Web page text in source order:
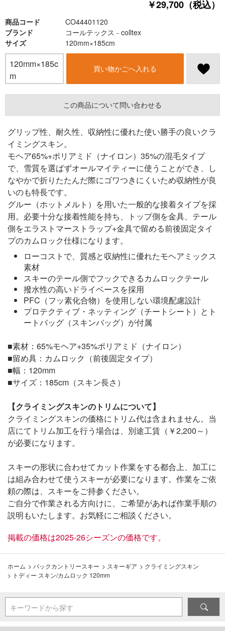
￥29,700（税込）
商品コード
CO44401120
ブランド
コールテックス - colltex
サイズ
120mm×185cm
120mm×185c
m
買い物かごへ入れる
この商品について問い合わせる
グリップ性、耐久性、収納性に優れた使い勝手の良いクラ
イミングスキン。
モヘア65%+ポリアミド（ナイロン）35%の混毛タイプ
で、雪質を選ばずオールマイティーに使うことができ、し
なやかで折りたたんだ際にゴワつきにくいため収納性が良
いのも特長です。
グルー（ホットメルト）を用いた一般的な接着タイプを採
用。必要十分な接着性能を持ち、トップ側を金具、テール
側をエラストマーストラップ+金具で留める前後固定タイ
プのカムロック仕様になります。
ローコストで、質感と収納性に優れたモヘアミックス
素材
スキーのテール側でフックできるカムロックテール
撥水性の高いドライベースを採用
PFC（フッ素化合物）を使用しない環境配慮設計
プロテクティブ・ネッティング（チートシート）とト
ートバッグ（スキンバッグ）が付属
■素材：65%モヘア+35%ポリアミド（ナイロン）
■留め具：カムロック（前後固定タイプ）
■幅：120mm
■サイズ：185cm（スキン長さ）
【クライミングスキンのトリムについて】
クライミングスキンの価格にトリム代は含まれません。当
店にてトリム加工を行う場合は、別途工賃（￥2,200～）
が必要になります。
スキーの形状に合わせてカット作業をする都合上、加工に
は組み合わせて使うスキーが必要になります。作業をご依
頼の際は、スキーをご持参ください。
ご自分で作業される方向けに、ご希望があれば作業手順の
説明もいたします。お気軽にご相談ください。
掲載の価格は2025-26シーズンの価格です。
ホーム > バックカントリースキー > スキーギア > クライミングスキン
> トディー スキン/カムロック 120mm
キーワードから探す